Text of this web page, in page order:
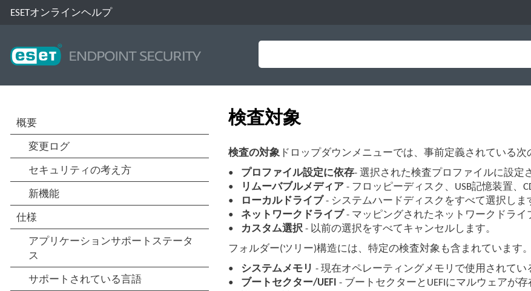
ESETオンラインヘルプ
検査対象
検査の対象 ドロップダウンメニューでは、事前定義されている次
プロファイル設定に依存- 選択された検査プロファイルに設定
リムーバブルメディア- フロッピーディスク、USB記憶装置、
ローカルドライブ - システムハードディスクをすべて選択しま
ネットワークドライブ - マッピングされたネットワークドライ
カスタム選択- 以前の選択をすべてキャンセルします。
フォルダー(ツリー)構造には、特定の検査対象も含まれています。
システムメモリ - 現在オペレーティングメモリで使用されて
ブートセクター/UEFI - ブートセクターとUEFIにマルウェアが